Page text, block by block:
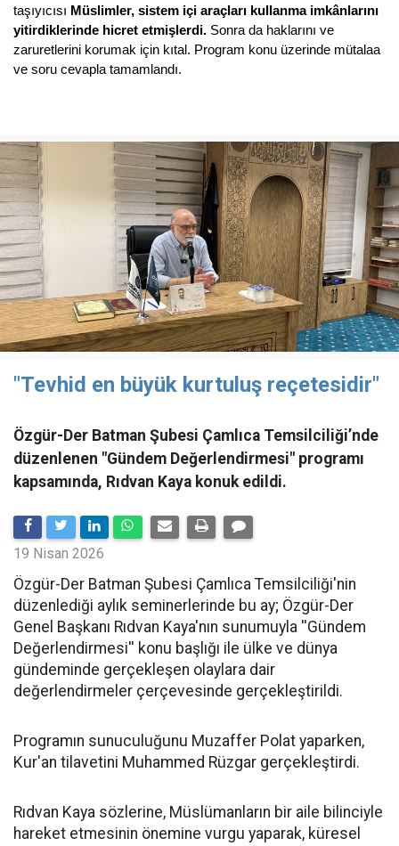
taşıyıcısı Müslimler, sistem içi araçları kullanma imkânlarını
yitirdiklerinde hicret etmişlerdi. Sonra da haklarını ve
zaruretlerini korumak için kıtal. Program konu üzerinde mütalaa
ve soru cevapla tamamlandı.
"Tevhid en büyük kurtuluş reçetesidir"
Özgür-Der Batman Şubesi Çamlıca Temsilciliği’nde
düzenlenen "Gündem Değerlendirmesi" programı
kapsamında, Rıdvan Kaya konuk edildi.
19 Nisan 2026
​Özgür-Der Batman Şubesi Çamlıca Temsilciliği'nin
düzenlediği aylık seminerlerinde bu ay; Özgür-Der
Genel Başkanı Rıdvan Kaya'nın sunumuyla ''Gündem
Değerlendirmesi'' konu başlığı ile ülke ve dünya
gündeminde gerçekleşen olaylara dair
değerlendirmeler çerçevesinde gerçekleştirildi.
Programın sunuculuğunu Muzaffer Polat yaparken,
Kur'an tilavetini Muhammed Rüzgar gerçekleştirdi.
Rıdvan Kaya sözlerine, Müslümanların bir aile bilinciyle
hareket etmesinin önemine vurgu yaparak, küresel